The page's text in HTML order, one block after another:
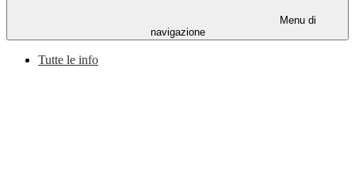
Menu di
navigazione
Tutte le info